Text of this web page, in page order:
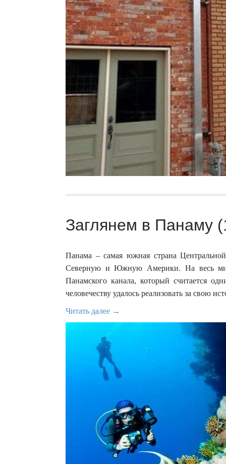
Заглянем в Панаму
Панама – самая южная страна
Северную и Южную Америки. На весь мира
Панамского канала, который считается
человечеству удалось реализовать за свою
Читать далее →